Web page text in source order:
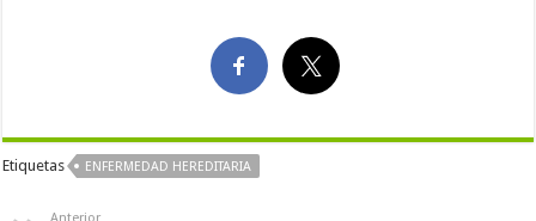
Etiquetas ENFERMEDAD HEREDITARIA
Anterior